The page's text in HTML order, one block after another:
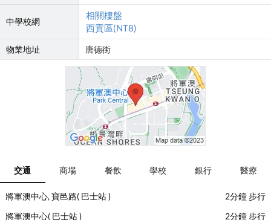
中學校網
相關樓盤
西貢區(NT8)
物業地址 唐德街
交通 商場 餐飲 學校 銀行 醫療
將軍澳中心, 寶邑路( 巴士站 )
2分鐘 步行
將軍澳中心( 巴士站 )
2分鐘 步行